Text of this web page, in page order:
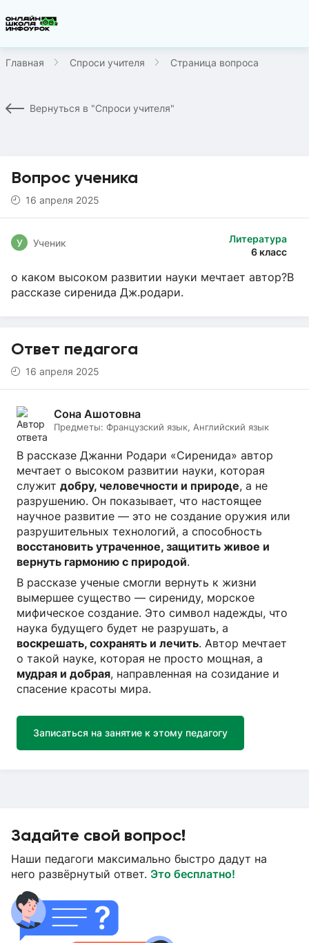
Главная Спроси учителя Страница вопроса
Вернуться в "Спроси учителя"
Вопрос ученика
16 апреля 2025
Литература
6 класс
У Ученик
о каком высоком развитии науки мечтает автор?В
рассказе сиренида Дж.родари.
Ответ педагога
16 апреля 2025
Сона Ашотовна
Предметы: Французский язык, Английский язык
В рассказе Джанни Родари «Сиренида» автор
мечтает о высоком развитии науки, которая
служит добру, человечности и природе, а не
разрушению. Он показывает, что настоящее
научное развитие — это не создание оружия или
разрушительных технологий, а способность
восстановить утраченное, защитить живое и
вернуть гармонию с природой.
В рассказе ученые смогли вернуть к жизни
вымершее существо — сирениду, морское
мифическое создание. Это символ надежды, что
наука будущего будет не разрушать, а
воскрешать, сохранять и лечить. Автор мечтает
о такой науке, которая не просто мощная, а
мудрая и добрая, направленная на созидание и
спасение красоты мира.
Записаться на занятие к этому педагогу
Задайте свой вопрос!
Наши педагоги максимально быстро дадут на
него развёрнутый ответ. Это бесплатно!